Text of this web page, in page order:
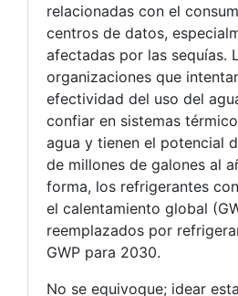
relacionadas con el
centros de datos,
afectadas por las sequías.
organizaciones que
efectividad del uso del
confiar en sistemas
agua y tienen el potencial
de millones de galones al
forma, los refrigerantes
el calentamiento global
reemplazados por
GWP para 2030.
No se equivoque; idear